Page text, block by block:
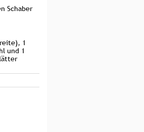
Schaber
1
und 1